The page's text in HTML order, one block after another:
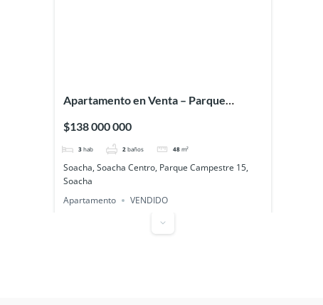
Apartamento en Venta – Parque
$138 000 000
3 hab 2 baños 48 m²
Soacha, Soacha Centro, Parque Campestre 15,
Soacha
Apartamento
VENDIDO